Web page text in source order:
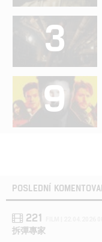
3
9
POSLEDNÍ
221
拆彈專家